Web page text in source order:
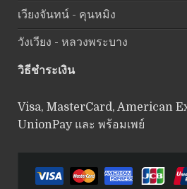
เวียงจันทน์ - คุนหมิง
วังเวียง - หลวงพระบาง
วิธีชำระเงิน
Visa, MasterCard, American
UnionPay และ พร้อมเพย์